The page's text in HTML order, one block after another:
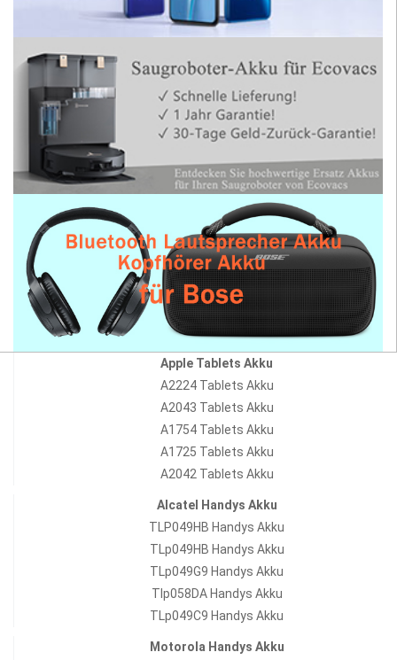
Apple Tablets Akku
A2224 Tablets Akku
A2043 Tablets Akku
A1754 Tablets Akku
A1725 Tablets Akku
A2042 Tablets Akku
Alcatel Handys Akku
TLP049HB Handys Akku
TLp049HB Handys Akku
TLp049G9 Handys Akku
Tlp058DA Handys Akku
TLp049C9 Handys Akku
Motorola Handys Akku